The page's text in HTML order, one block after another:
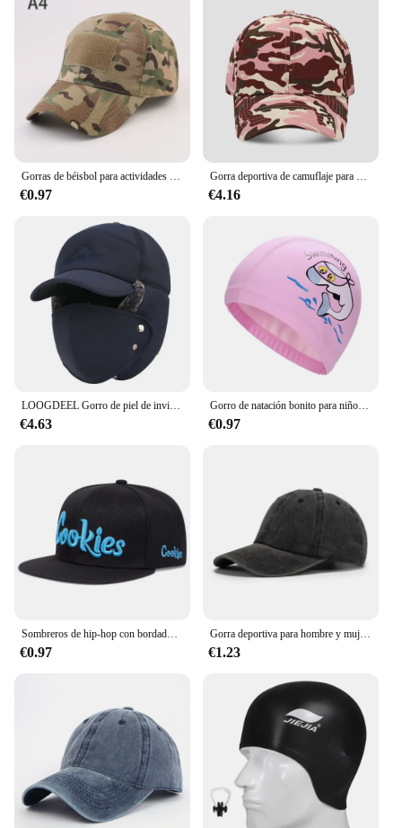
€0.97 €4.16
€4.63
Gorro de natación bonito para niños, gorro de piscina de silicona elástico impermeable, gorros de baño, Gorro de buceo para niños
€0.97
Sombreros de hip-hop con bordado de galletas Unisex, gorras de béisbol informales ajustables para exteriores, sombrero protector solar para primavera y otoño
€0.97
Gorra deportiva para hombre y mujer, Gorro Unisex de color negro, personalizado, para deportes al aire libre, venta al por mayor
€1.23